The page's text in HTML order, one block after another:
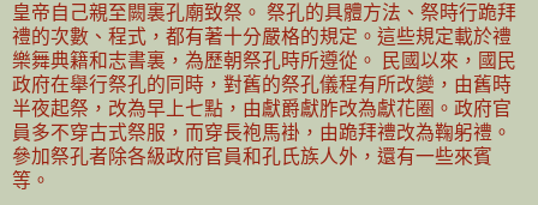
皇帝自己親至闕裏孔廟致祭。 祭孔的具體方法、祭時行跪拜
禮的次數、程式，都有著十分嚴格的規定。這些規定載於禮
樂舞典籍和志書裏，為歷朝祭孔時所遵從。 民國以來，國民
政府在舉行祭孔的同時，對舊的祭孔儀程有所改變，由舊時
半夜起祭，改為早上七點，由獻爵獻胙改為獻花圈。政府官
員多不穿古式祭服，而穿長袍馬褂，由跪拜禮改為鞠躬禮。
參加祭孔者除各級政府官員和孔氏族人外，還有一些來賓
等。